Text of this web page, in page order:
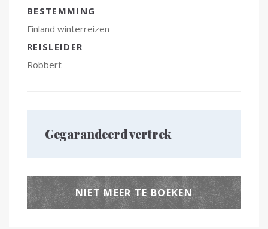
BESTEMMING
Finland winterreizen
REISLEIDER
Robbert
Gegarandeerd vertrek
NIET MEER TE BOEKEN